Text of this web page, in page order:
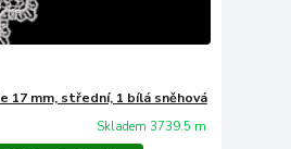
17 mm, střední, 1 bílá sněhová
Skladem 3739.5 m